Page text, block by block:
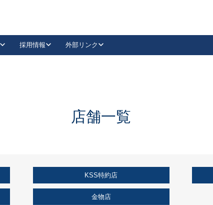
抗ウイルス・抗菌製品
採用情報 外部リンク
LinkedIn店舗一覧
KSS特約店
金物店